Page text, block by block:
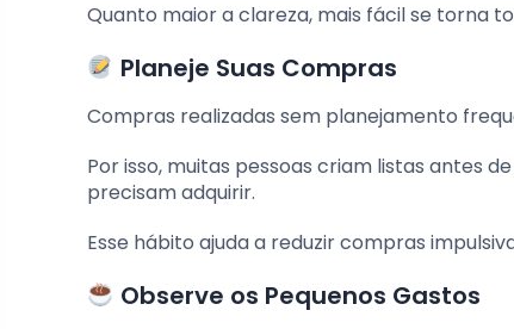
Quanto maior a clareza, mais fácil se torna
Planeje Suas Compras
Compras realizadas sem planejamento
Por isso, muitas pessoas criam listas antes
precisam adquirir.
Esse hábito ajuda a reduzir compras
Observe os Pequenos Gastos